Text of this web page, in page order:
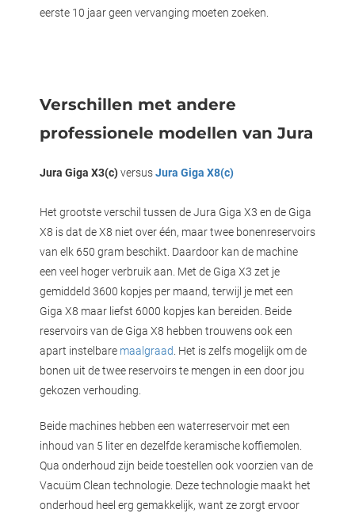
eerste 10 jaar geen vervanging moeten zoeken.
Verschillen met andere
professionele modellen van Jura
Jura Giga X3(c)versusJura Giga X8(c)
Het grootste verschil tussen de Jura Giga X3 en de Giga
X8 is dat de X8 niet over één, maar twee bonenreservoirs
van elk 650 gram beschikt. Daardoor kan de machine
een veel hoger verbruik aan. Met de Giga X3 zet je
gemiddeld 3600 kopjes per maand, terwijl je met een
Giga X8 maar liefst 6000 kopjes kan bereiden. Beide
reservoirs van de Giga X8 hebben trouwens ook een
apart instelbare maalgraad . Het is zelfs mogelijk om de
bonen uit de twee reservoirs te mengen in een door jou
gekozen verhouding.
Beide machines hebben een waterreservoir met een
inhoud van 5 liter en dezelfde keramische koffiemolen.
Qua onderhoud zijn beide toestellen ook voorzien van de
Vacuüm Clean technologie. Deze technologie maakt het
onderhoud heel erg gemakkelijk, want ze zorgt ervoor